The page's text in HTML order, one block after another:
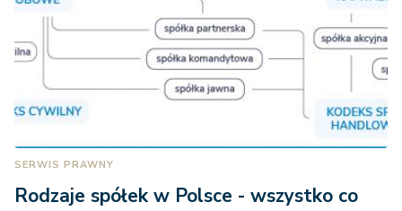
SERWIS PRAWNY
Rodzaje spółek w Polsce - wszystko co